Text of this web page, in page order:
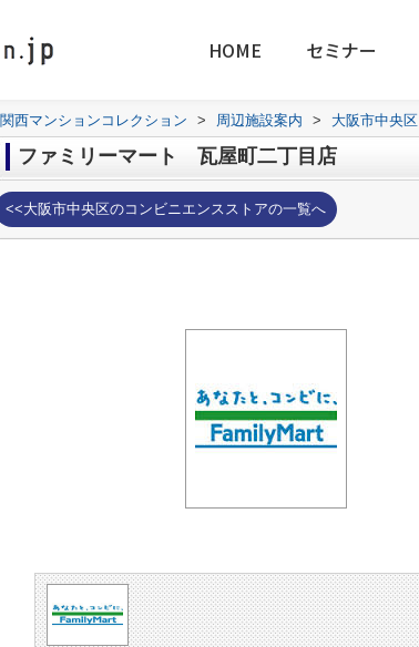
HOME セミナー
関西マンションコレクション > 周辺施設案内 > 大阪市中央区
ファミリーマート 瓦屋町二丁目店
<<大阪市中央区のコンビニエンスストアの一覧へ